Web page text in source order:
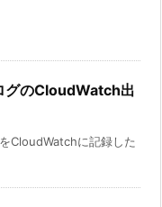
グのCloudWatch出
CloudWatchに記録した